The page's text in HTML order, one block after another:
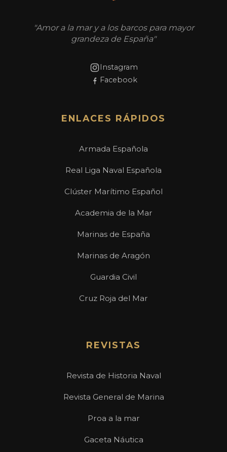
"Amor a la mar y a los barcos para mayor
grandeza de España"
Instagram
Facebook
ENLACES RÁPIDOS
Armada Española
Real Liga Naval Española
Clúster Marítimo Español
Academia de la Mar
Marinas de España
Marinas de Aragón
Guardia Civil
Cruz Roja del Mar
REVISTAS
Revista de Historia Naval
Revista General de Marina
Proa a la mar
Gaceta Náutica